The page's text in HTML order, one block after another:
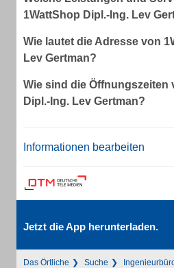
1WattShop Dipl.-Ing. Lev
Wie lautet die Adresse von
Lev Gertman?
Wie sind die Öffnungszeiten
Dipl.-Ing. Lev Gertman?
Informationen bearbeiten
Jetzt die App herunterladen.
Das Örtliche Suche